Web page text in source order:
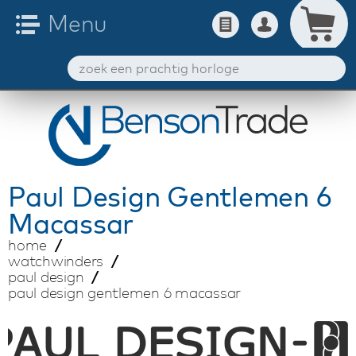
Paul Design Gentlemen 6
Macassar
home
watchwinders
paul design
paul design gentlemen 6 macassar